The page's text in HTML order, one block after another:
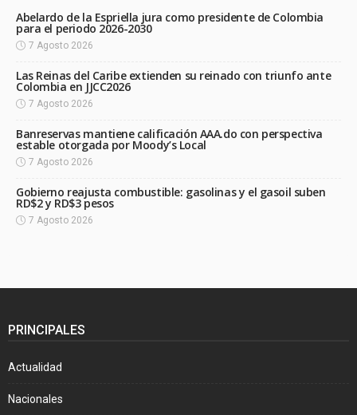
Abelardo de la Espriella jura como presidente de Colombia
para el periodo 2026-2030
7 Agosto 2026
Las Reinas del Caribe extienden su reinado con triunfo ante
Colombia en JJCC2026
7 Agosto 2026
Banreservas mantiene calificación AAA.do con perspectiva
estable otorgada por Moody’s Local
7 Agosto 2026
Gobierno reajusta combustible: gasolinas y el gasoil suben
RD$2 y RD$3 pesos
7 Agosto 2026
PRINCIPALES
Actualidad
Nacionales